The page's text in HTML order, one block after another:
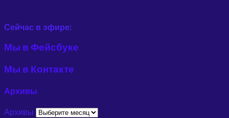
Сейчас в эфире:
Мы в Фейсбуке
Мы в Контакте
Архивы
Архивы